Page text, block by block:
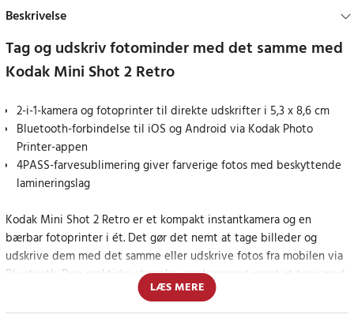
Beskrivelse
Tag og udskriv fotominder med det samme med
Kodak Mini Shot 2 Retro
2-i-1-kamera og fotoprinter til direkte udskrifter i 5,3 x 8,6 cm
Bluetooth-forbindelse til iOS og Android via Kodak Photo
Printer-appen
4PASS-farvesublimering giver farverige fotos med beskyttende
lamineringslag
Kodak Mini Shot 2 Retro er et kompakt instantkamera og en
bærbar fotoprinter i ét. Det gør det nemt at tage billeder og
udskrive dem med det samme eller udskrive fotos fra mobilen via
Bluetooth. Den praktiske størrelse gør kameraet nemt at tage med
til fester, rejser, skoleprojekter, scrapbooking og andre lejligheder,
hvor du ønsker at skabe fysiske fotominder på stedet.
LÆS MERE